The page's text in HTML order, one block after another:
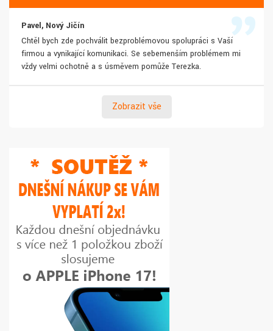
Pavel, Nový Jičín
Chtěl bych zde pochválit bezproblémovou spolupráci s Vaší
firmou a vynikající komunikaci. Se sebemenším problémem mi
vždy velmi ochotně a s úsměvem pomůže Terezka.
Zobrazit vše